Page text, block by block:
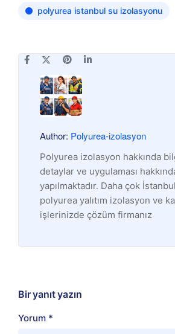
polyurea istanbul su izolasyonu
Author: Polyurea-izolasyon
Polyurea izolasyon hakkında
detaylar ve uygulaması
yapılmaktadır. Daha çok
polyurea yalıtım izolasyon ve
işlerinizde çözüm firmanız
Bir yanıt yazın
Yorum *